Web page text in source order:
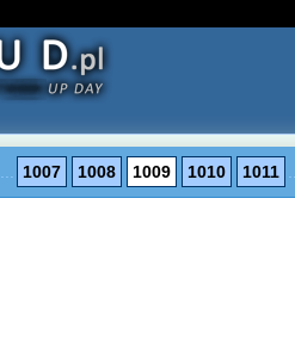
1007 1008 1009 1010 1011